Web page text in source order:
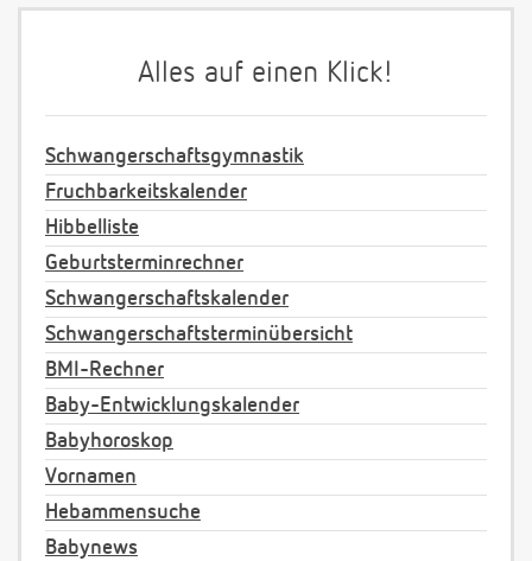
Alles auf einen Klick!
Schwangerschaftsgymnastik
Fruchbarkeitskalender
Hibbelliste
Geburtsterminrechner
Schwangerschaftskalender
Schwangerschaftsterminübersicht
BMI-Rechner
Baby-Entwicklungskalender
Babyhoroskop
Vornamen
Hebammensuche
Babynews